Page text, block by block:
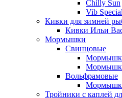
Chilly Sun
Vib Special
Кивки для зимней
Кивки Ильи
Мормышки
Свинцовые
Вольфрамовые
Тройники с каплей